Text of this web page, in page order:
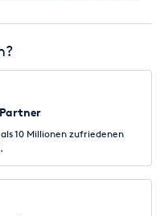
10 Millionen zufriedenen